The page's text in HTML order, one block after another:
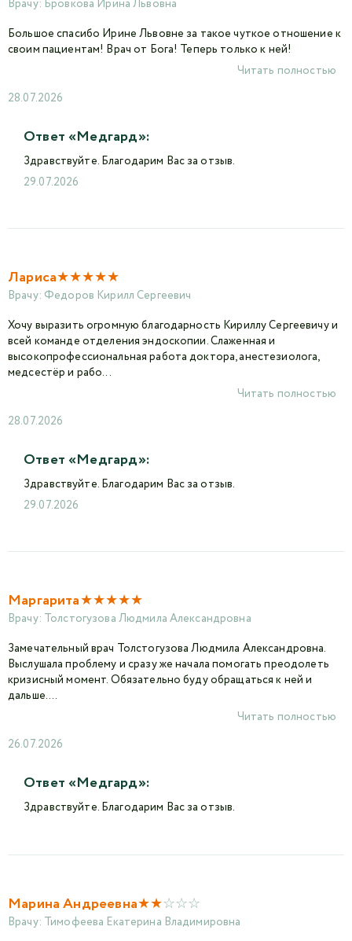
Врачу: Бровкова Ирина Львовна
Большое спасибо Ирине Львовне за такое чуткое отношение к
своим пациентам! Врач от Бога! Теперь только к ней!
28.07.2026
Читать полностью
Ответ «Медгард»:
Здравствуйте. Благодарим Вас за отзыв.
29.07.2026
Лариса★★★★★
Врачу: Федоров Кирилл Сергеевич
Хочу выразить огромную благодарность Кириллу Сергеевичу и
всей команде отделения эндоскопии. Слаженная и
высокопрофессиональная работа доктора, анестезиолога,
медсестёр и рабо...
28.07.2026
Читать полностью
Ответ «Медгард»:
Здравствуйте. Благодарим Вас за отзыв.
29.07.2026
Маргарита★★★★★
Врачу: Толстогузова Людмила Александровна
Замечательный врач Толстогузова Людмила Александровна.
Выслушала проблему и сразу же начала помогать преодолеть
кризисный момент. Обязательно буду обращаться к ней и
дальше. ...
26.07.2026
Читать полностью
Ответ «Медгард»:
Здравствуйте. Благодарим Вас за отзыв.
Марина Андреевна★★☆☆☆
Врачу: Тимофеева Екатерина Владимировна